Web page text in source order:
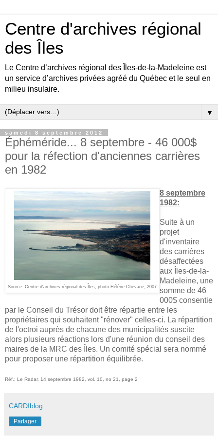
Centre d'archives régional
des Îles
Le Centre d’archives régional des Îles-de-la-Madeleine est
un service d’archives privées agréé du Québec et le seul en
milieu insulaire.
▼
samedi 8 septembre 2012
Éphéméride... 8 septembre - 46 000$
pour la réfection d'anciennes carrières
en 1982
Source: Centre d'archives régional des Îles, photo Hélène Chevarie, 2007
8 septembre
1982:
Suite à un
projet
d'inventaire
des carrières
désaffectées
aux Îles-de-la-
Madeleine, une
somme de 46
000$ consentie
par le Conseil du Trésor doit être répartie entre les
propriétaires qui souhaitent "rénover" celles-ci. La répartition
de l'octroi auprès de chacune des municipalités suscite
alors plusieurs réactions lors d'une réunion du conseil des
maires de la MRC des Îles. Un comité spécial sera nommé
pour proposer une répartition équilibrée.
Réf.: Le Radar, 14 septembre 1982, vol. 10, no 21, page 2
CARDIblog
Partager